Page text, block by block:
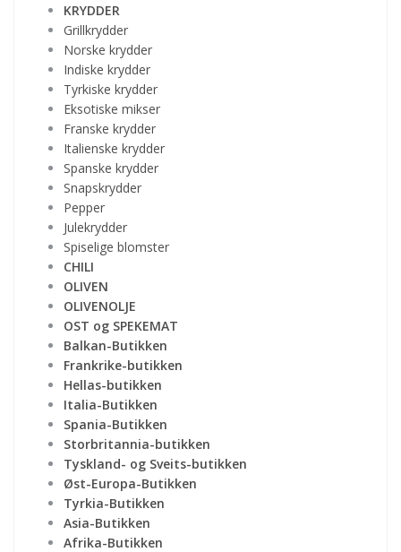
KRYDDER
Grillkrydder
Norske krydder
Indiske krydder
Tyrkiske krydder
Eksotiske mikser
Franske krydder
Italienske krydder
Spanske krydder
Snapskrydder
Pepper
Julekrydder
Spiselige blomster
CHILI
OLIVEN
OLIVENOLJE
OST og SPEKEMAT
Balkan-Butikken
Frankrike-butikken
Hellas-butikken
Italia-Butikken
Spania-Butikken
Storbritannia-butikken
Tyskland- og Sveits-butikken
Øst-Europa-Butikken
Tyrkia-Butikken
Asia-Butikken
Afrika-Butikken